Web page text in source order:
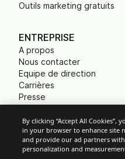
Outils marketing gratuits
ENTREPRISE
A propos
Nous contacter
Equipe de direction
Carrières
Presse
Empreinte carbone
ONG
By clicking “Accept All
in your browser to enhance site
and provide our ad partners
personalization and